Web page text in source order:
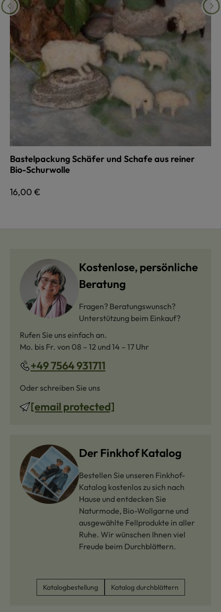
Bastelpackung Schäfer und Schafe aus reiner
Bio-Schurwolle
Regulärer Preis:
16,00 €
Kostenlose, persönliche
Beratung
Fragen? Beratungswunsch?
Unterstützung beim Einkauf?
Rufen Sie uns einfach an.
Mo. bis Fr. von 08 – 12 und 14 – 17 Uhr
+49 7564 931711
Oder schreiben Sie uns
[email protected]
Der Finkhof Katalog
Bestellen Sie unseren Finkhof-
Katalog kostenlos zu sich nach
Hause und entdecken Sie
Naturmode, Bio-Wollgarne und
ausgewählte Fellprodukte in aller
Ruhe. Wir wünschen Ihnen viel
Freude beim Durchblättern.
Katalogbestellung Katalog durchblättern